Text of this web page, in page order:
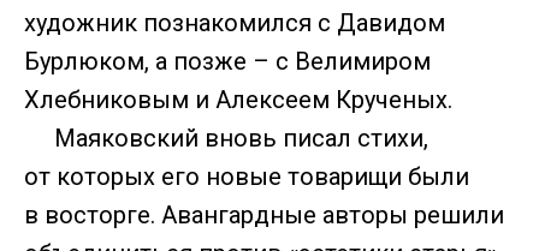
художник познакомился с Давидом
Бурлюком, а позже – с Велимиром
Хлебниковым и Алексеем Крученых.
Маяковский вновь писал стихи,
от которых его новые товарищи были
в восторге. Авангардные авторы решили